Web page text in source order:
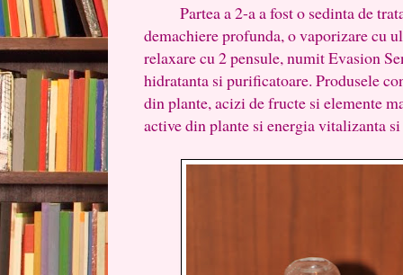
Partea a 2-a a fost o sedinta de
demachiere profunda, o vaporizare cu
relaxare cu 2 pensule, numit Evasion
hidratanta si purificatoare. Produsele
din plante, acizi de fructe si elemente
active din plante si energia vitalizanta